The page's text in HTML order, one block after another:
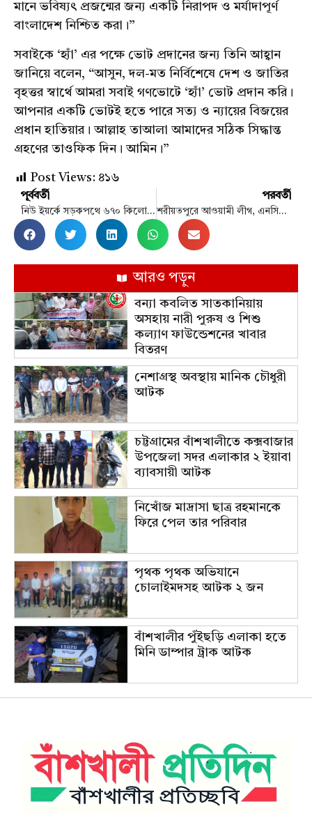
মানে ভবিষ্যৎ প্রজন্মের জন্য একটি নিরাপদ ও মর্যাদাপূর্ণ
বাংলাদেশ নিশ্চিত করা।”
সবাইকে ‘হ্যাঁ’ এর পক্ষে ভোট প্রদানের জন্য তিনি আহ্বান
জানিয়ে বলেন, “আসুন, দল-মত নির্বিশেষে দেশ ও জাতির
বৃহত্তর স্বার্থে আমরা সবাই গণভোটে ‘হ্যাঁ’ ভোট প্রদান করি।
আপনার একটি ভোটই হতে পারে সত্য ও ন্যায়ের বিজয়ের
প্রধান হাতিয়ার। আল্লাহ তাআলা আমাদের সঠিক সিদ্ধান্ত
গ্রহণের তাওফিক দিন। আমিন।”
Post Views: ৪১৬
পূর্ববর্তী
নিউ ইয়র্কে সড়কপথে ৬৭০ কিলোমিটার যাত্রা করেন জয়শঙ্কর, নেপথ্য কাহিনী
পরবর্তী
শরীয়তপুরে আওয়ামী লীগ, এনসিপি ও যুব সংহতির তিন শতাধিক নেতাকর্মীর বিএনপিতে যোগদান
আরও পড়ুন
বন্যা কবলিত সাতকানিয়ায়
অসহায় নারী পুরুষ ও শিশু
কল্যাণ ফাউন্ডেশনের খাবার
বিতরণ
নেশাগ্রস্থ অবস্থায় মানিক চৌধুরী
আটক
চট্টগ্রামের বাঁশখালীতে কক্সবাজার
উপজেলা সদর এলাকার ২ ইয়াবা
ব্যাবসায়ী আটক
নিখোঁজ মাদ্রাসা ছাত্র রহমানকে
ফিরে পেল তার পরিবার
পৃথক পৃথক অভিযানে
চোলাইমদসহ আটক ২ জন
বাঁশখালীর পুঁইছড়ি এলাকা হতে
মিনি ডাম্পার ট্রাক আটক